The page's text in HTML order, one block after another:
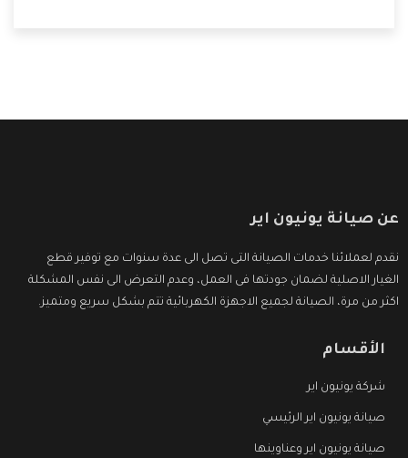
عن صيانة يونيون اير
نقدم لعملائنا خدمات الصيانة التى تصل الى عدة سنوات مع توفير قطع
الغيار الاصلية لضمان جودتها فى العمل، وعدم التعرض الى نفس المشكلة
اكثر من مرة، الصيانة لجميع الاجهزة الكهربائية تتم بشكل سريع ومتميز.
الأقسام
شركة يونيون اير
صيانة يونيون اير الرئيسي
صيانة يونيون اير وعناوينها